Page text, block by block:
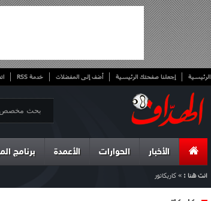
الرئيسية إجعلنا صفحتك الرئيسية أضف إلى المفضلات خدمة RSS
الأخبار الحوارات الأعمدة برنامج
انت هنا : » كاريكاتور